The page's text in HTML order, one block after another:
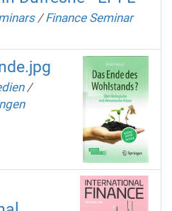
/Finance Seminar
/